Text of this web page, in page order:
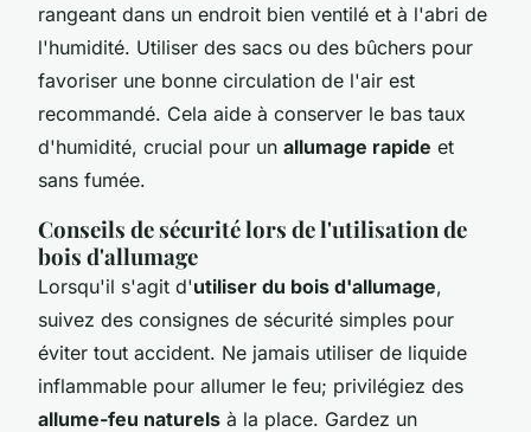
rangeant dans un endroit bien ventilé et à l'abri de
l'humidité. Utiliser des sacs ou des bûchers pour
favoriser une bonne circulation de l'air est
recommandé. Cela aide à conserver le bas taux
d'humidité, crucial pour un allumage rapide et
sans fumée.
Conseils de sécurité lors de l'utilisation de
bois d'allumage
Lorsqu'il s'agit d'utiliser du bois d'allumage,
suivez des consignes de sécurité simples pour
éviter tout accident. Ne jamais utiliser de liquide
inflammable pour allumer le feu; privilégiez des
allume-feu naturels à la place. Gardez un